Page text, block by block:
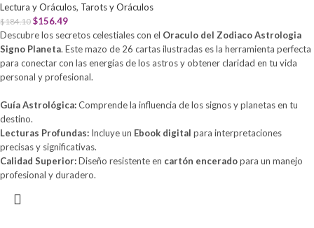
Lectura y Oráculos, Tarots y Oráculos
$184.10 $156.49
Descubre los secretos celestiales con el Oraculo del Zodiaco Astrologia
Signo Planeta. Este mazo de 26 cartas ilustradas es la herramienta perfecta
para conectar con las energías de los astros y obtener claridad en tu vida
personal y profesional.
Guía Astrológica:Comprende la influencia de los signos y planetas en tu
destino.
Lecturas Profundas: Incluye un Ebook digital para interpretaciones
precisas y significativas.
Calidad Superior:Diseño resistente en cartón enceradopara un manejo
profesional y duradero.